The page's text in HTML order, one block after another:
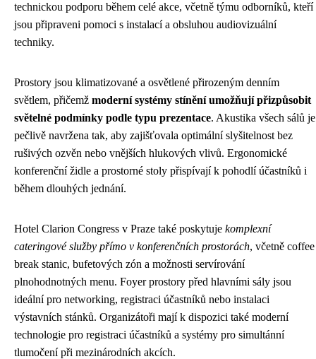
technickou podporu během celé akce, včetně týmu odborníků, kteří
jsou připraveni pomoci s instalací a obsluhou audiovizuální
techniky.
Prostory jsou klimatizované a osvětlené přirozeným denním
světlem, přičemž moderní systémy stínění umožňují přizpůsobit
světelné podmínky podle typu prezentace. Akustika všech sálů je
pečlivě navržena tak, aby zajišťovala optimální slyšitelnost bez
rušivých ozvěn nebo vnějších hlukových vlivů. Ergonomické
konferenční židle a prostorné stoly přispívají k pohodlí účastníků i
během dlouhých jednání.
Hotel Clarion Congress v Praze také poskytuje komplexní
cateringové služby přímo v konferenčních prostorách, včetně coffee
break stanic, bufetových zón a možnosti servírování
plnohodnotných menu. Foyer prostory před hlavními sály jsou
ideální pro networking, registraci účastníků nebo instalaci
výstavních stánků. Organizátoři mají k dispozici také moderní
technologie pro registraci účastníků a systémy pro simultánní
tlumočení při mezinárodních akcích.